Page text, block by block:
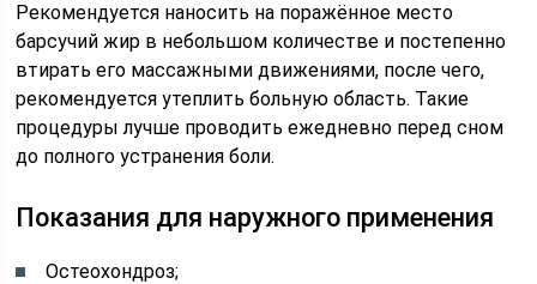
Рекомендуется наносить на поражённое место
барсучий жир в небольшом количестве и постепенно
втирать его массажными движениями, после чего,
рекомендуется утеплить больную область. Такие
процедуры лучше проводить ежедневно перед сном
до полного устранения боли.
Показания для наружного применения
Остеохондроз;